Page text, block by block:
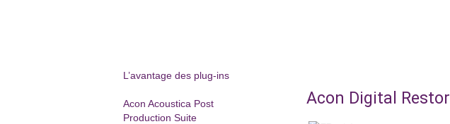
Acon Digital
L’avantage des plug-ins
Acon Acoustica Post
Production Suite